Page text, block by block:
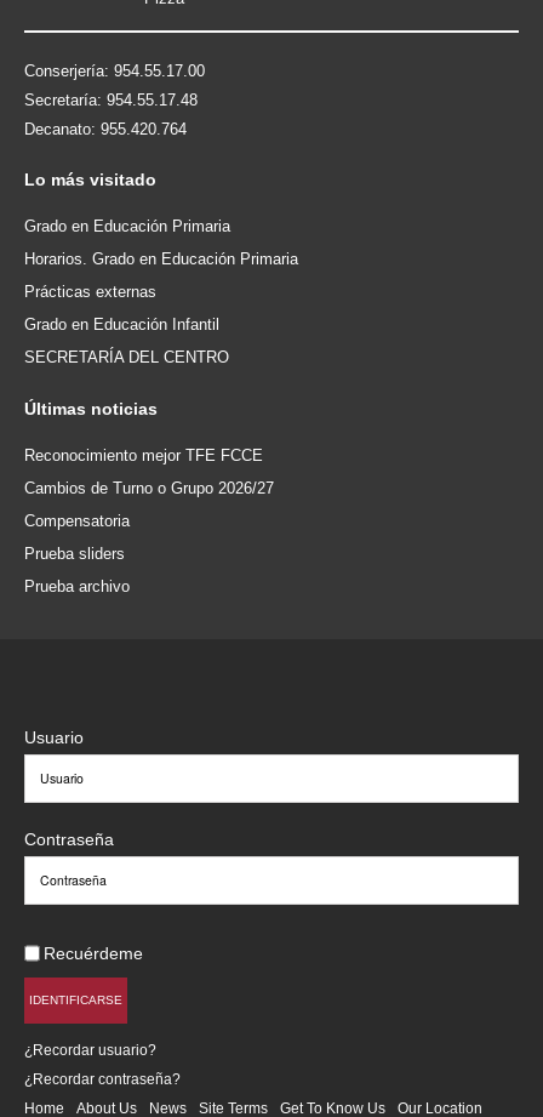
Conserjería: 954.55.17.00
Secretaría: 954.55.17.48
Decanato: 955.420.764
Lo más visitado
Grado en Educación Primaria
Horarios. Grado en Educación Primaria
Prácticas externas
Grado en Educación Infantil
SECRETARÍA DEL CENTRO
Últimas noticias
Reconocimiento mejor TFE FCCE
Cambios de Turno o Grupo 2026/27
Compensatoria
Prueba sliders
Prueba archivo
Usuario
Contraseña
Recuérdeme
IDENTIFICARSE
¿Recordar usuario?
¿Recordar contraseña?
Home
About Us News Site Terms Get To Know Us Our Location